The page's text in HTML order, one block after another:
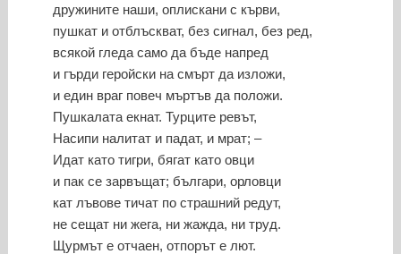
дружините наши, оплискани с кърви,
пушкат и отблъскват, без сигнал, без ред,
всякой гледа само да бъде напред
и гърди геройски на смърт да изложи,
и един враг повеч мъртъв да положи.
Пушкалата екнат. Турците ревът,
Насипи налитат и падат, и мрат; –
Идат като тигри, бягат като овци
и пак се зарвъщат; българи, орловци
кат лъвове тичат по страшний редут,
не сещат ни жега, ни жажда, ни труд.
Щурмът е отчаен, отпорът е лют.